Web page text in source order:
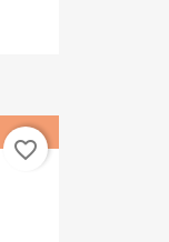
favorite_border